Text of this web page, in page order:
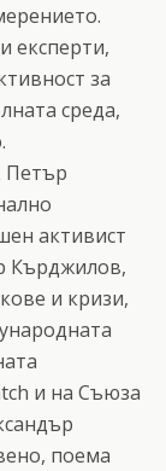
експерти,
за
среда,
Петър
активист
Кърджилов,
и кризи,
и на Съюза
поема